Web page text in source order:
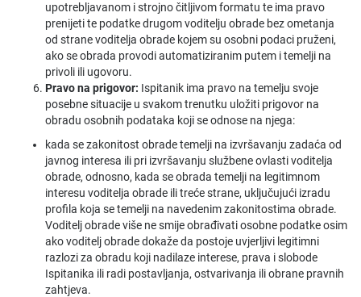
upotrebljavanom i strojno čitljivom formatu te ima pravo
prenijeti te podatke drugom voditelju obrade bez ometanja
od strane voditelja obrade kojem su osobni podaci pruženi,
ako se obrada provodi automatiziranim putem i temelji na
privoli ili ugovoru.
Pravo na prigovor: Ispitanik ima pravo na temelju svoje
posebne situacije u svakom trenutku uložiti prigovor na
obradu osobnih podataka koji se odnose na njega:
kada se zakonitost obrade temelji na izvršavanju zadaća od
javnog interesa ili pri izvršavanju službene ovlasti voditelja
obrade, odnosno, kada se obrada temelji na legitimnom
interesu voditelja obrade ili treće strane, uključujući izradu
profila koja se temelji na navedenim zakonitostima obrade.
Voditelj obrade više ne smije obrađivati osobne podatke osim
ako voditelj obrade dokaže da postoje uvjerljivi legitimni
razlozi za obradu koji nadilaze interese, prava i slobode
Ispitanika ili radi postavljanja, ostvarivanja ili obrane pravnih
zahtjeva.